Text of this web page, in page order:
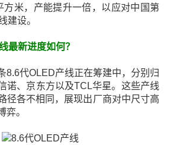
方米，产能提升一倍，以应对中国第
建设。
最新进度如何？
8.6代OLED产线正在筹建中，分别归
诺、京东方以及TCL华星。这些产线
径各不相同，展现出厂商对中尺寸高
弈。